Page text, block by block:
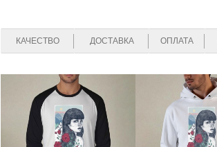
КАЧЕСТВО ДОСТАВКА ОПЛАТА